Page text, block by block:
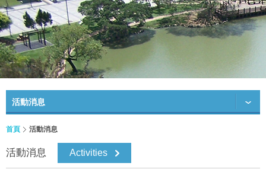
活動消息
首頁 活動消息
活動消息 Activities